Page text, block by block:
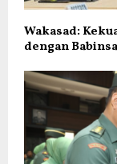
Wakasad:
dengan Babinsa